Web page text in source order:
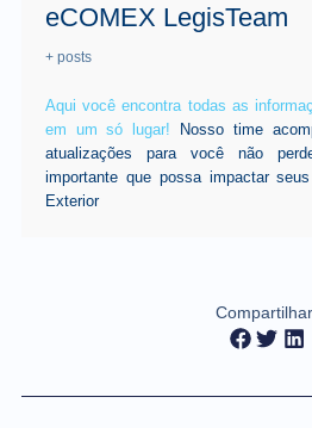
eCOMEX LegisTeam
+ posts
Aqui você encontra todas as
em um só lugar! Nosso time
atualizações para você não
importante que possa impactar
Exterior